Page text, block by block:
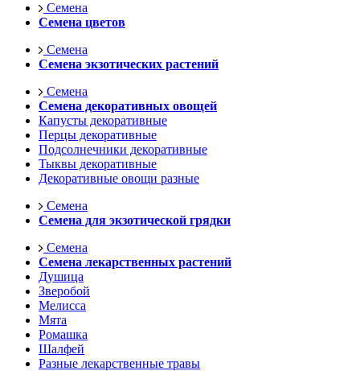
Семена
Семена цветов
Семена
Семена экзотических растений
Семена
Семена декоративных овощей
Капусты декоративные
Перцы декоративные
Подсолнечники декоративные
Тыквы декоративные
Декоративные овощи разные
Семена
Семена для экзотической грядки
Семена
Семена лекарственных растений
Душица
Зверобой
Мелисса
Мята
Ромашка
Шалфей
Разные лекарственные травы